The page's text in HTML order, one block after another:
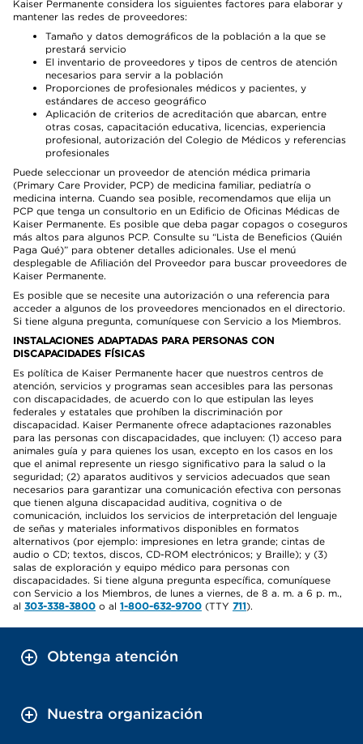
Kaiser Permanente considera los siguientes factores para elaborar y
mantener las redes de proveedores:
Tamaño y datos demográficos de la población a la que se
prestará servicio
El inventario de proveedores y tipos de centros de atención
necesarios para servir a la población
Proporciones de profesionales médicos y pacientes, y
estándares de acceso geográfico
Aplicación de criterios de acreditación que abarcan, entre
otras cosas, capacitación educativa, licencias, experiencia
profesional, autorización del Colegio de Médicos y referencias
profesionales
Puede seleccionar un proveedor de atención médica primaria
(Primary Care Provider, PCP) de medicina familiar, pediatría o
medicina interna. Cuando sea posible, recomendamos que elija un
PCP que tenga un consultorio en un Edificio de Oficinas Médicas de
Kaiser Permanente. Es posible que deba pagar copagos o coseguros
más altos para algunos PCP. Consulte su “Lista de Beneficios (Quién
Paga Qué)” para obtener detalles adicionales. Use el menú
desplegable de Afiliación del Proveedor para buscar proveedores de
Kaiser Permanente.
Es posible que se necesite una autorización o una referencia para
acceder a algunos de los proveedores mencionados en el directorio.
Si tiene alguna pregunta, comuníquese con Servicio a los Miembros.
INSTALACIONES ADAPTADAS PARA PERSONAS CON
DISCAPACIDADES FÍSICAS
Es política de Kaiser Permanente hacer que nuestros centros de
atención, servicios y programas sean accesibles para las personas
con discapacidades, de acuerdo con lo que estipulan las leyes
federales y estatales que prohíben la discriminación por
discapacidad. Kaiser Permanente ofrece adaptaciones razonables
para las personas con discapacidades, que incluyen: (1) acceso para
animales guía y para quienes los usan, excepto en los casos en los
que el animal represente un riesgo significativo para la salud o la
seguridad; (2) aparatos auditivos y servicios adecuados que sean
necesarios para garantizar una comunicación efectiva con personas
que tienen alguna discapacidad auditiva, cognitiva o de
comunicación, incluidos los servicios de interpretación del lenguaje
de señas y materiales informativos disponibles en formatos
alternativos (por ejemplo: impresiones en letra grande; cintas de
audio o CD; textos, discos, CD-ROM electrónicos; y Braille); y (3)
salas de exploración y equipo médico para personas con
discapacidades. Si tiene alguna pregunta específica, comuníquese
con Servicio a los Miembros, de lunes a viernes, de 8 a. m. a 6 p. m.,
al 303-338-3800 o al 1-800-632-9700 (TTY 711).
Obtenga atención
Nuestra organización